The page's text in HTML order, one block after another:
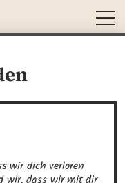
wir dich verloren